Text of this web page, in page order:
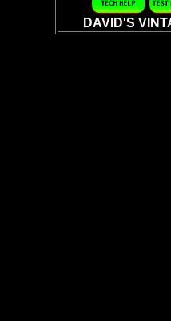
DAVID'S